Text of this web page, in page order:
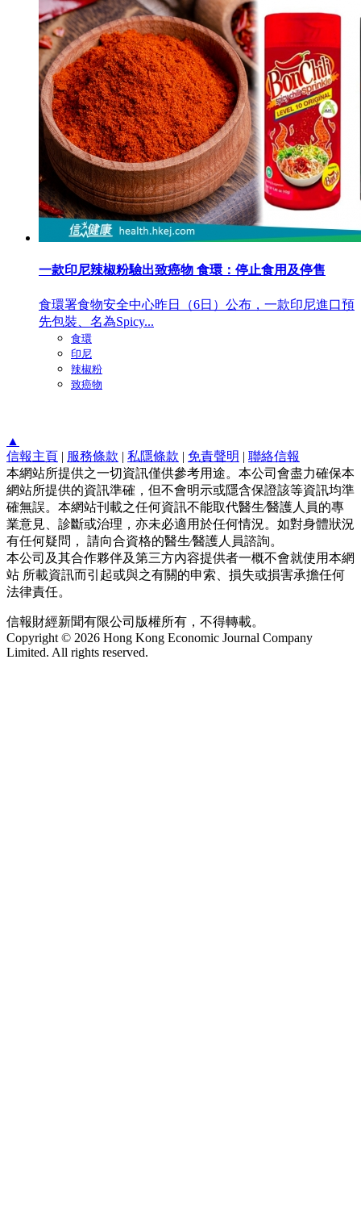
一款印尼辣椒粉驗出致癌物 食環：停止食用及停售
食環署食物安全中心昨日（6日）公布，一款印尼進口預
先包裝、名為Spicy...
食環
印尼
辣椒粉
致癌物
▲
信報主頁 | 服務條款 | 私隱條款 | 免責聲明 | 聯絡信報
本網站所提供之一切資訊僅供參考用途。本公司會盡力確保本
網站所提供的資訊準確，但不會明示或隱含保證該等資訊均準
確無誤。本網站刊載之任何資訊不能取代醫生∕醫護人員的專
業意見、診斷或治理，亦未必適用於任何情況。如對身體狀況
有任何疑問， 請向合資格的醫生∕醫護人員諮詢。
本公司及其合作夥伴及第三方內容提供者一概不會就使用本網
站 所載資訊而引起或與之有關的申索、損失或損害承擔任何
法律責任。
信報財經新聞有限公司版權所有，不得轉載。
Copyright © 2026 Hong Kong Economic Journal Company
Limited. All rights reserved.